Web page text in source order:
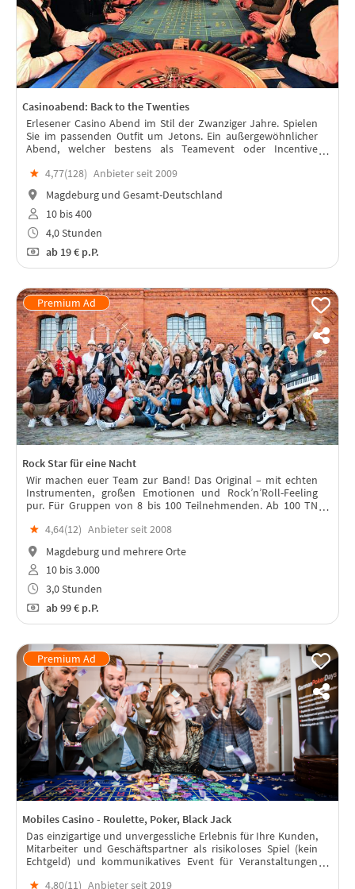
Casinoabend: Back to the Twenties
Erlesener Casino Abend im Stil der Zwanziger Jahre. Spielen
Sie im passenden Outfit um Jetons. Ein außergewöhnlicher
Abend, welcher bestens als Teamevent oder Incentive
★ 4,77(128) Anbieter seit 2009
Magdeburg und Gesamt-Deutschland
10 bis 400
4,0 Stunden
ab19 € p.P.
Rock Star für eine Nacht
Wir machen euer Team zur Band! Das Original – mit echten
Instrumenten, großen Emotionen und Rock’n’Roll-Feeling
pur. Für Gruppen von 8 bis 100 Teilnehmenden. Ab 100 TN
★ 4,64(12) Anbieter seit 2008
Magdeburg und mehrere Orte
10 bis 3.000
3,0 Stunden
ab99 € p.P.
Mobiles Casino - Roulette, Poker, Black Jack
Das einzigartige und unvergessliche Erlebnis für Ihre Kunden,
Mitarbeiter und Geschäftspartner als risikoloses Spiel (kein
Echtgeld) und kommunikatives Event für Veranstaltungen
★ 4,80(11) Anbieter seit 2019